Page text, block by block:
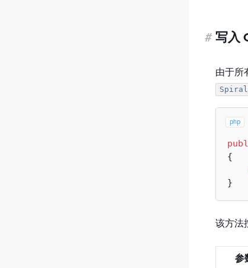
# 写入
由于所
php
{
该方法
参